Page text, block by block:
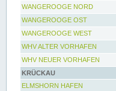
WANGEROOGE NORD
WANGEROOGE OST
WANGEROOGE WEST
WHV ALTER VORHAFEN
WHV NEUER VORHAFEN
KRÜCKAU
ELMSHORN HAFEN